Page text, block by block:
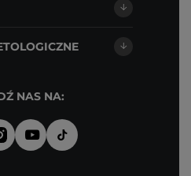
NAS NA: